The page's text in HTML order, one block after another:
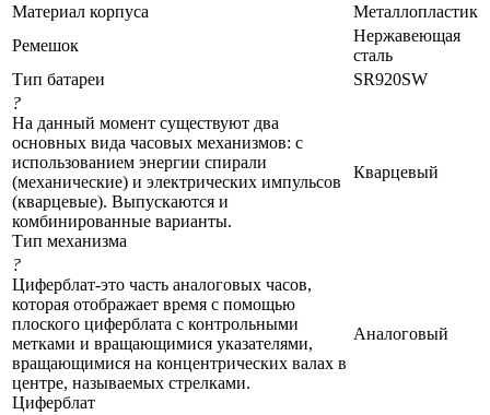
Материал корпуса
Металлопластик
Ремешок
Нержавеющая
сталь
Тип батареи
SR920SW
?
На данный момент существуют два
основных вида часовых механизмов: с
использованием энергии спирали
(механические) и электрических импульсов
(кварцевые). Выпускаются и
комбинированные варианты.
Тип механизма
Кварцевый
?
Циферблат-это часть аналоговых часов,
которая отображает время с помощью
плоского циферблата с контрольными
метками и вращающимися указателями,
вращающимися на концентрических валах в
центре, называемых стрелками.
Циферблат
Аналоговый